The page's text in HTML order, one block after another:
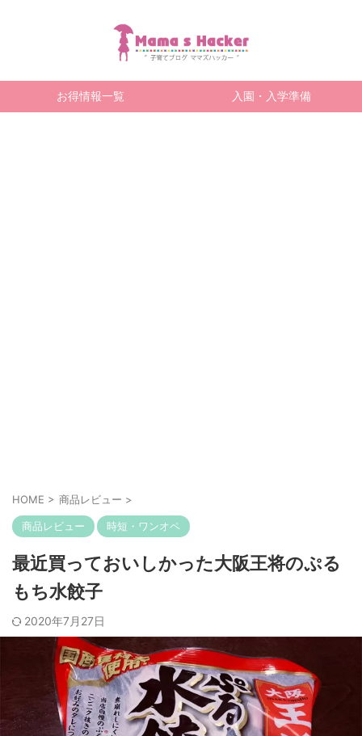
お得情報一覧 入園・入学準備
HOME > 商品レビュー >
商品レビュー 時短・ワンオペ
最近買っておいしかった大阪王将のぷる
もち水餃子
2020年7月27日